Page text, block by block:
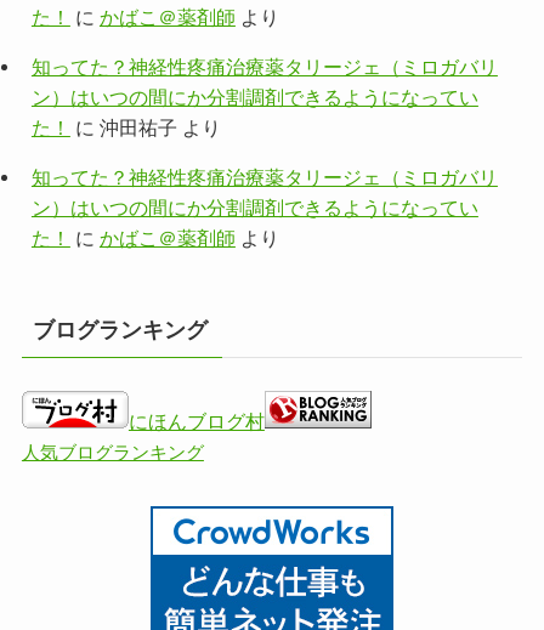
た！
に かばこ＠薬剤師 より
知ってた？神経性疼痛治療薬タリージェ（ミロガバリ
ン）はいつの間にか分割調剤できるようになってい
た！
に 沖田祐子 より
知ってた？神経性疼痛治療薬タリージェ（ミロガバリ
ン）はいつの間にか分割調剤できるようになってい
た！
に かばこ＠薬剤師 より
ブログランキング
にほんブログ村
人気ブログランキング